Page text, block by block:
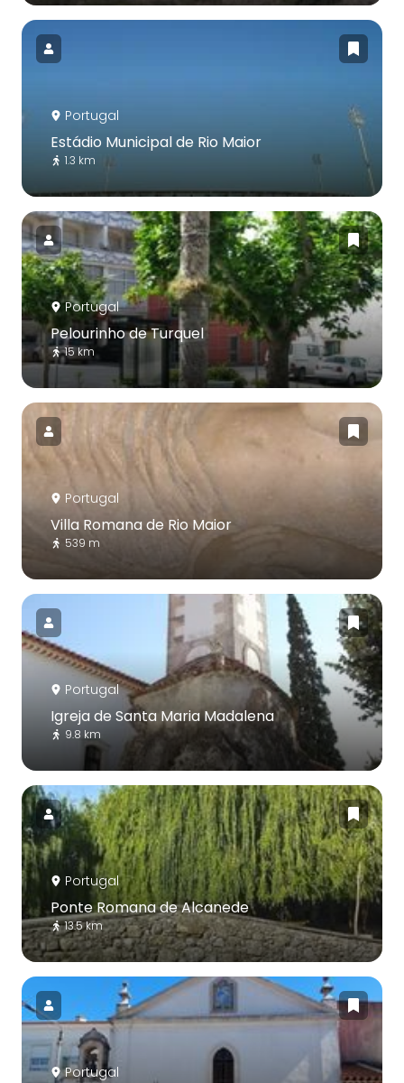
Portugal
Estádio Municipal de Rio Maior
1.3 km
Portugal
Pelourinho de Turquel
15 km
Portugal
Villa Romana de Rio Maior
539 m
Portugal
Igreja de Santa Maria Madalena
9.8 km
Portugal
Ponte Romana de Alcanede
13.5 km
Portugal